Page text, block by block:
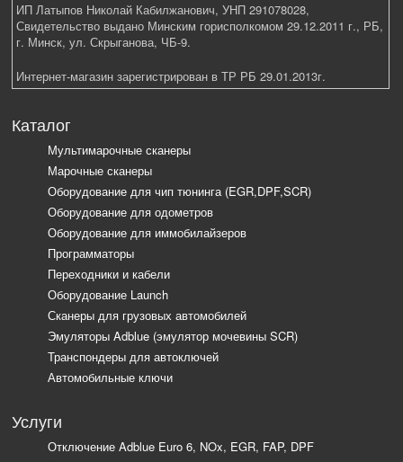
ИП Латыпов Николай Кабилжанович, УНП 291078028,
Свидетельство выдано Минским горисполкомом 29.12.2011 г., РБ,
г. Минск, ул. Скрыганова, ЧБ-9.
Интернет-магазин зарегистрирован в ТР РБ 29.01.2013г.
Каталог
Мультимарочные сканеры
Марочные сканеры
Оборудование для чип тюнинга (EGR,DPF,SCR)
Оборудование для одометров
Оборудование для иммобилайзеров
Программаторы
Переходники и кабели
Оборудование Launch
Сканеры для грузовых автомобилей
Эмуляторы Adblue (эмулятор мочевины SCR)
Транспондеры для автоключей
Автомобильные ключи
Услуги
Отключение Adblue Euro 6, NOx, EGR, FAP, DPF